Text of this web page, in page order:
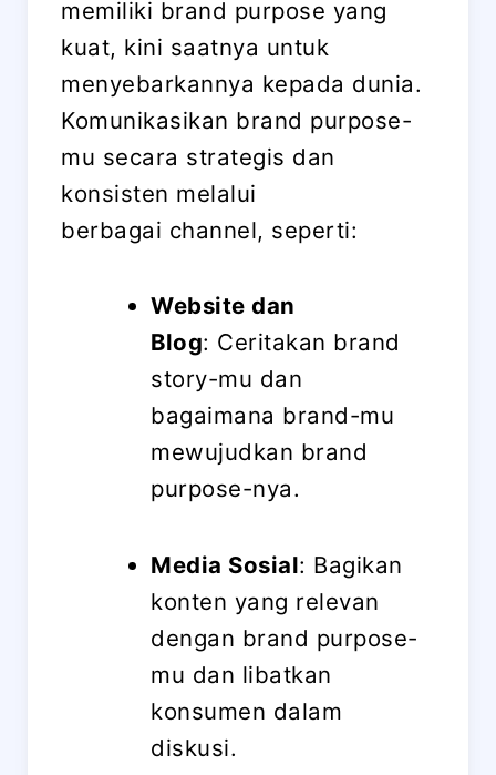
memiliki brand purpose yang
kuat, kini saatnya untuk
menyebarkannya kepada dunia.
Komunikasikan brand purpose-
mu secara strategis dan
konsisten melalui
berbagai channel, seperti:
Website dan
Blog: Ceritakan brand
story-mu dan
bagaimana brand-mu
mewujudkan brand
purpose-nya.
Media Sosial: Bagikan
konten yang relevan
dengan brand purpose-
mu dan libatkan
konsumen dalam
diskusi.